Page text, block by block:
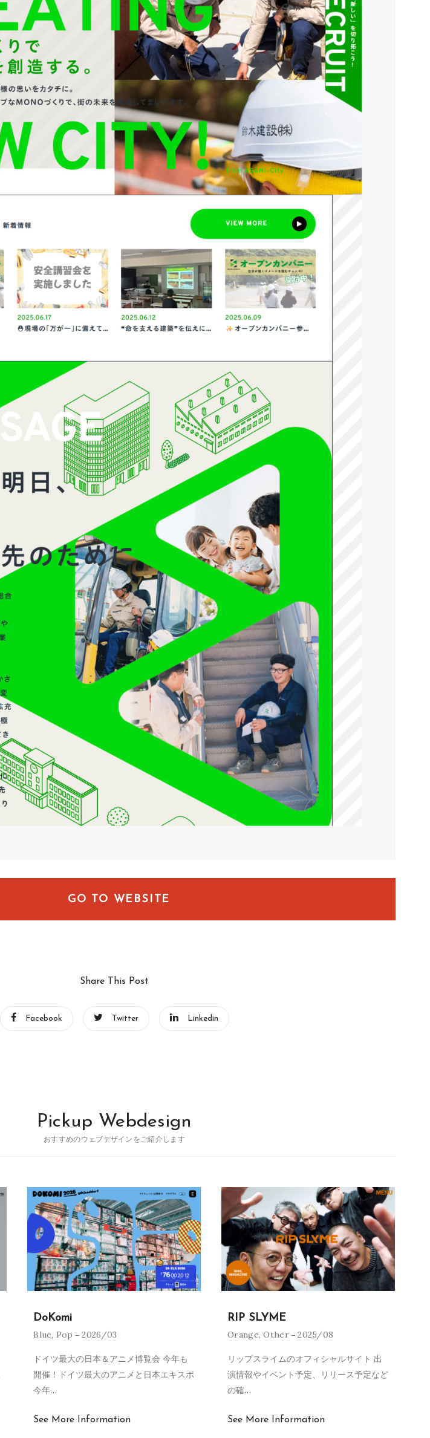
GO TO WEBSITE
Share This Post
Facebook Twitter Linkedin
Pickup Webdesign
おすすめのウェブデザインをご紹介します
DoKomi
Blue, Pop 2026/03
ドイツ最大の日本＆アニメ博覧会 今年も
開催！ドイツ最大のアニメと日本エキスポ
今年…
See More Information
RIP SLYME
Orange,Other 2025/08
リップスライムのオフィシャルサイト 出
演情報やイベント予定、リリース予定など
の確…
See More Information